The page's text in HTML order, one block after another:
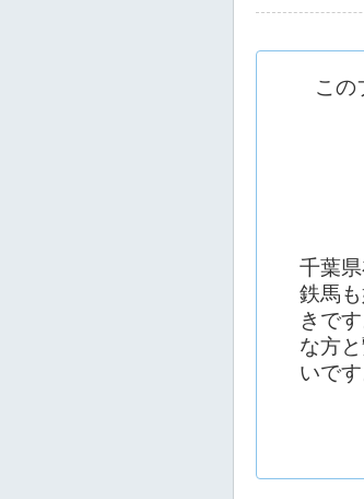
この
千葉
鉄馬
きで
な方
いです